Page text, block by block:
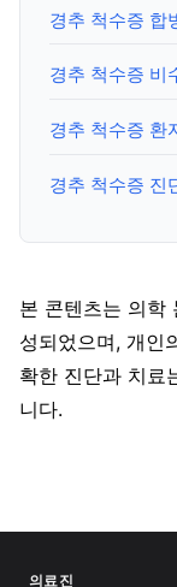
경추 척수증 합
경추 척수증
경추 척수증 환
경추 척수증 진
본 콘텐츠는 의학
성되었으며, 개인
확한 진단과 치료
니다.
의료진